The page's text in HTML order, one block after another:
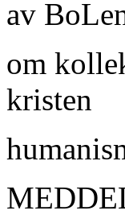
av
om
kristen